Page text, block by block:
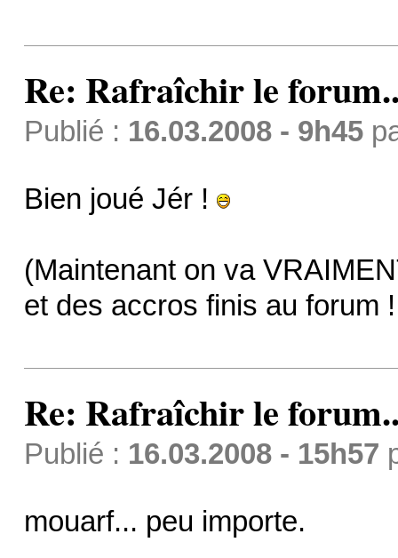
Re: Rafraîchir le
Publié : 16.03.2008 - 9h45
Bien joué Jér !
(Maintenant on va
et des accros finis au forum
Re: Rafraîchir le
Publié : 16.03.2008 - 15h57
mouarf... peu importe.